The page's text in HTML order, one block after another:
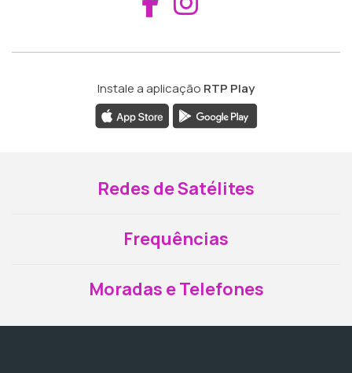
Instale a aplicação RTP Play
Redes de Satélites
Frequências
Moradas e Telefones